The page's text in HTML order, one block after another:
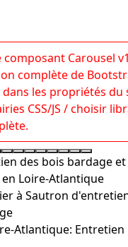
Carousel
complète de
dans les propriétés du
CSS/JS / choisir
des bois bardage et
en Loire-Atlantique
à Sautron
Atlantique: